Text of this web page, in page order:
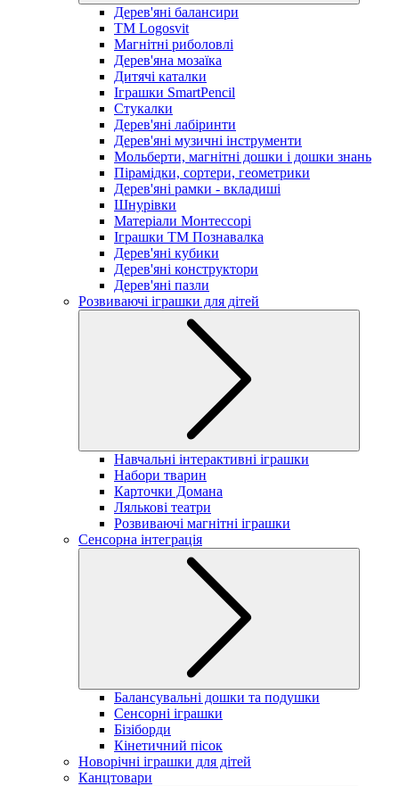
Дерев'яні балансири
TM Logosvit
Магнітні риболовлі
Дерев'яна мозаїка
Дитячі каталки
Іграшки SmartPencil
Стукалки
Дерев'яні лабіринти
Дерев'яні музичні інструменти
Мольберти, магнітні дошки і дошки знань
Пірамідки, сортери, геометрики
Дерев'яні рамки - вкладиші
Шнурівки
Матеріали Монтессорі
Іграшки ТМ Познавалка
Дерев'яні кубики
Дерев'яні конструктори
Дерев'яні пазли
Розвиваючі іграшки для дітей
Навчальні інтерактивні іграшки
Набори тварин
Карточки Домана
Лялькові театри
Розвиваючі магнітні іграшки
Сенсорна інтеграція
Балансувальні дошки та подушки
Сенсорні іграшки
Бізіборди
Кінетичний пісок
Новорічні іграшки для дітей
Канцтовари